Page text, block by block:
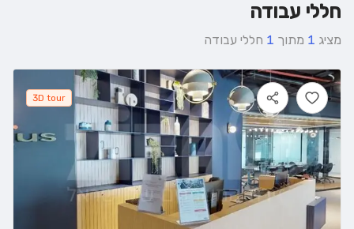
חללי עבודה
מציג 1 מתוך 1 חללי עבודה
3D tour